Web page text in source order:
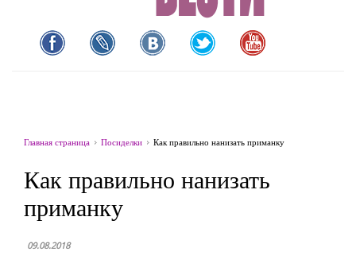
Главная страница Посиделки Как правильно нанизать приманку
Как правильно нанизать
приманку
09.08.2018